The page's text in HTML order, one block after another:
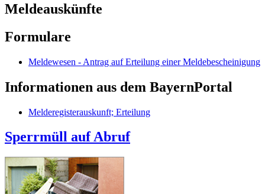
Meldeauskünfte
Formulare
Meldewesen - Antrag auf Erteilung einer Meldebescheinigung
Informationen aus dem BayernPortal
Melderegisterauskunft; Erteilung
Sperrmüll auf Abruf